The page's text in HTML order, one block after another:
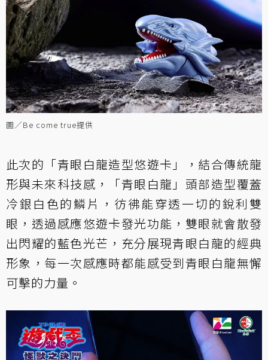
圖／Be come true提供
此次的「青眼白龍造型悠遊卡」，結合傳統龍
形與未來科技感，「青眼白龍」頭部造型覆蓋
冷銀白色的鱗片，彷彿能穿透一切的銳利雙
眼，透過感應悠遊卡發光功能，雙眼就會散發
出閃耀的藍色光芒，充分展現青眼白龍的經典
形象，每一次感應時都能感受到青眼白龍無懈
可擊的力量。